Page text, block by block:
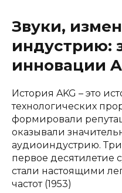
Звуки,
индустрию:
инновации
История AKG – это
технологических
формировали
оказывали
аудиоиндустрию.
первое десятилетие
стали настоящими
частот (1953)